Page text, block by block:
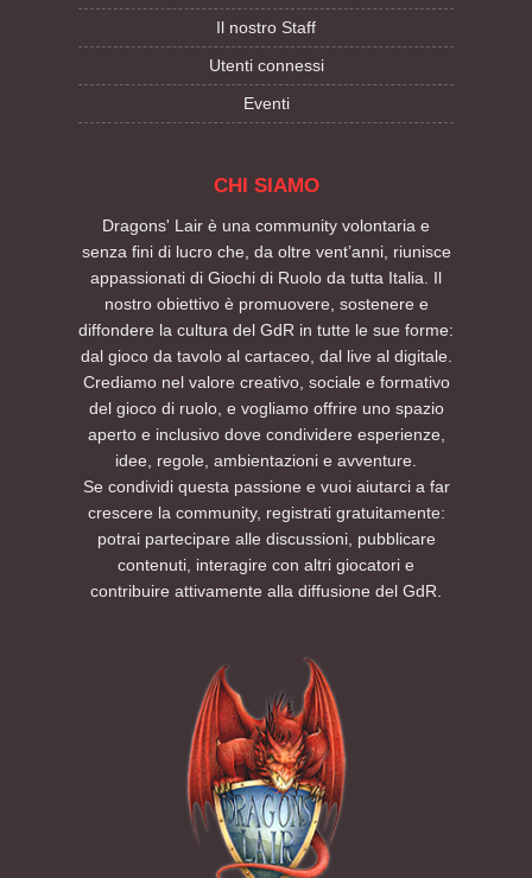
Il nostro Staff
Utenti connessi
Eventi
CHI SIAMO
Dragons' Lair è una community volontaria e
senza fini di lucro che, da oltre vent’anni, riunisce
appassionati di Giochi di Ruolo da tutta Italia. Il
nostro obiettivo è promuovere, sostenere e
diffondere la cultura del GdR in tutte le sue forme:
dal gioco da tavolo al cartaceo, dal live al digitale.
Crediamo nel valore creativo, sociale e formativo
del gioco di ruolo, e vogliamo offrire uno spazio
aperto e inclusivo dove condividere esperienze,
idee, regole, ambientazioni e avventure.
Se condividi questa passione e vuoi aiutarci a far
crescere la community, registrati gratuitamente:
potrai partecipare alle discussioni, pubblicare
contenuti, interagire con altri giocatori e
contribuire attivamente alla diffusione del GdR.